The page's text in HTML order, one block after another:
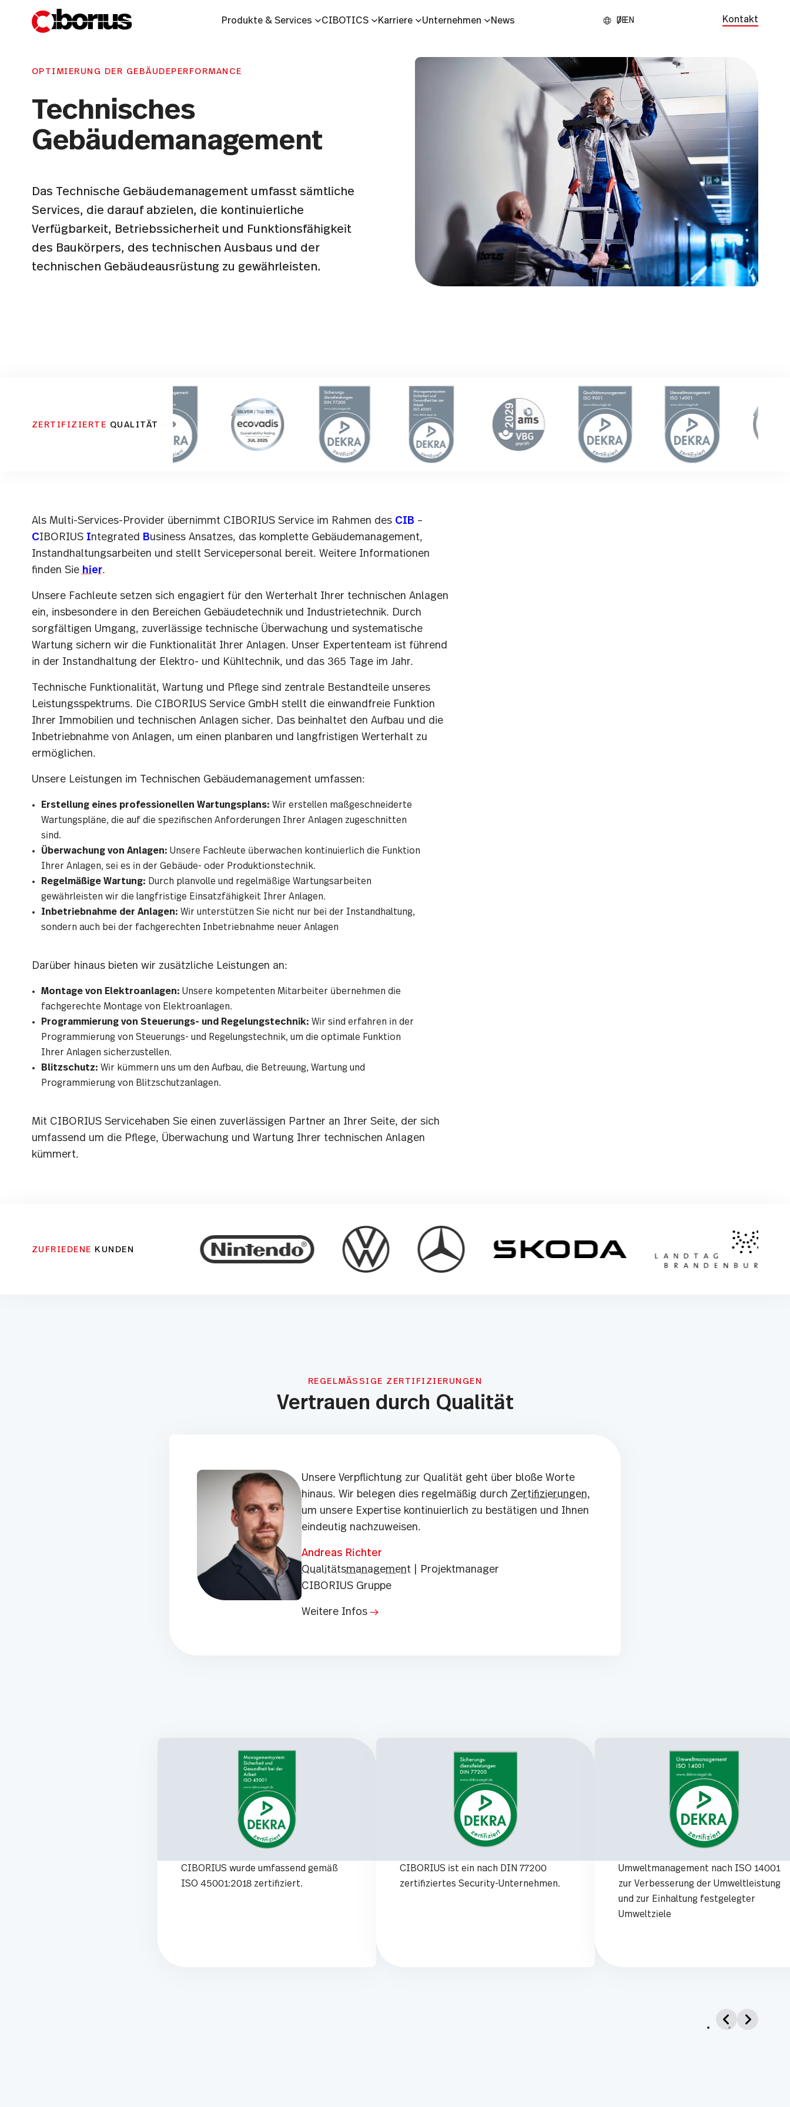
Produkte & Services CIBOTICS Karriere Unternehmen News Kontakt
OPTIMIERUNG DER GEBÄUDEPERFORMANCE
Technisches
Gebäudemanagement
Das Technische Gebäudemanagement umfasst sämtliche
Services, die darauf abzielen, die kontinuierliche
Verfügbarkeit, Betriebssicherheit und Funktionsfähigkeit
des Baukörpers, des technischen Ausbaus und der
technischen Gebäudeausrüstung zu gewährleisten.
ZERTIFIZIERTE QUALITÄT
Als Multi-Services-Provider übernimmt CIBORIUS Service im Rahmen des CIB –
CIBORIUS Integrated Business Ansatzes, das komplette Gebäudemanagement,
Instandhaltungsarbeiten und stellt Servicepersonal bereit. Weitere Informationen
finden Sie hier.
Unsere Fachleute setzen sich engagiert für den Werterhalt Ihrer technischen Anlagen
ein, insbesondere in den Bereichen Gebäudetechnik und Industrietechnik. Durch
sorgfältigen Umgang, zuverlässige technische Überwachung und systematische
Wartung sichern wir die Funktionalität Ihrer Anlagen. Unser Expertenteam ist führend
in der Instandhaltung der Elektro- und Kühltechnik, und das 365 Tage im Jahr.
Technische Funktionalität, Wartung und Pflege sind zentrale Bestandteile unseres
Leistungsspektrums. Die CIBORIUS Service GmbH stellt die einwandfreie Funktion
Ihrer Immobilien und technischen Anlagen sicher. Das beinhaltet den Aufbau und die
Inbetriebnahme von Anlagen, um einen planbaren und langfristigen Werterhalt zu
ermöglichen.
Unsere Leistungen im Technischen Gebäudemanagement umfassen:
Erstellung eines professionellen Wartungsplans: Wir erstellen maßgeschneiderte
Wartungspläne, die auf die spezifischen Anforderungen Ihrer Anlagen zugeschnitten
sind.
Überwachung von Anlagen: Unsere Fachleute überwachen kontinuierlich die Funktion
Ihrer Anlagen, sei es in der Gebäude- oder Produktionstechnik.
Regelmäßige Wartung: Durch planvolle und regelmäßige Wartungsarbeiten
gewährleisten wir die langfristige Einsatzfähigkeit Ihrer Anlagen.
Inbetriebnahme der Anlagen: Wir unterstützen Sie nicht nur bei der Instandhaltung,
sondern auch bei der fachgerechten Inbetriebnahme neuer Anlagen
Darüber hinaus bieten wir zusätzliche Leistungen an:
Montage von Elektroanlagen: Unsere kompetenten Mitarbeiter übernehmen die
fachgerechte Montage von Elektroanlagen.
Programmierung von Steuerungs- und Regelungstechnik: Wir sind erfahren in der
Programmierung von Steuerungs- und Regelungstechnik, um die optimale Funktion
Ihrer Anlagen sicherzustellen.
Blitzschutz: Wir kümmern uns um den Aufbau, die Betreuung, Wartung und
Programmierung von Blitzschutzanlagen.
Mit CIBORIUS Servicehaben Sie einen zuverlässigen Partner an Ihrer Seite, der sich
umfassend um die Pflege, Überwachung und Wartung Ihrer technischen Anlagen
kümmert.
ZUFRIEDENE KUNDEN
REGELMÄSSIGE ZERTIFIZIERUNGEN
Vertrauen durch Qualität
Unsere Verpflichtung zur Qualität geht über bloße Worte
hinaus. Wir belegen dies regelmäßig durch Zertifizierungen,
um unsere Expertise kontinuierlich zu bestätigen und Ihnen
eindeutig nachzuweisen.
Andreas Richter
Qualitätsmanagement| Projektmanager
CIBORIUS Gruppe
Weitere Infos
CIBORIUS wurde umfassend gemäß
ISO 45001:2018 zertifiziert.
CIBORIUS ist ein nach DIN 77200
zertifiziertes Security-Unternehmen.
Umweltmanagement nach ISO 14001
zur Verbesserung der Umweltleistung
und zur Einhaltung festgelegter
Umweltziele